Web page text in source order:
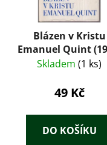
Blázen v Kristu
Emanuel Quint
– Gerhart
Skladem (1 ks)
49 Kč
DO KOŠÍKU